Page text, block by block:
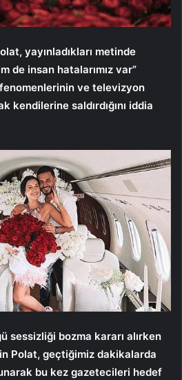
yayınladıkları metinde
de insan hatalarımız var”
ve televizyon
kendilerine saldırdığını iddia
sessizliği bozma kararı alırken
Polat, geçtiğimiz dakikalarda
bu kez gazetecileri hedef